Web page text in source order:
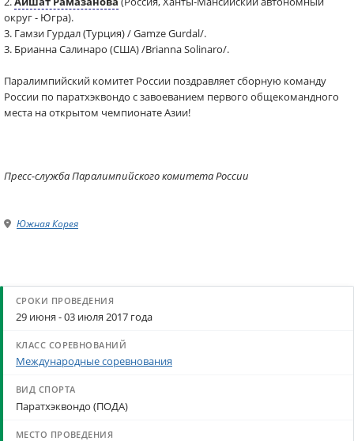
округ - Югра).
3. Гамзи Гурдал (Турция) / Gamze Gurdal/.
3. Брианна Салинаро (США) /Brianna Solinaro/.
Паралимпийский комитет России поздравляет сборную команду
России по паратхэквондо с завоеванием первого общекомандного
места на открытом чемпионате Азии!
Пресс-служба Паралимпийского комитета России
Южная Корея
29 июня - 03 июля 2017 года
Международные соревнования
Паратхэквондо (ПОДА)